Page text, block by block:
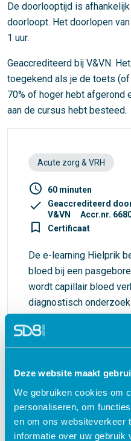
Deze website maakt
We gebruiken cookies om
personaliseren, om
en om ons websiteverkeer
informatie over uw gebruik
De doorlooptijd is
doorloopt. Het doorlopen
1 uur.
Geaccrediteerd bij V&VN.
toegekend als je de toets
70% of hoger hebt afgerond
aan de cursus hebt besteed.
Acute zorg & VRH
access_time 60 minuten
check
Geaccrediteerd
V&VN
Accr.nr.
turned_in_not Certificaat
De e-learning Hielprik
bloed bij een
wordt capillair bloed
diagnostisch
echter om neonatale
voorgeschreven door
€ 27,50 shopping_cart